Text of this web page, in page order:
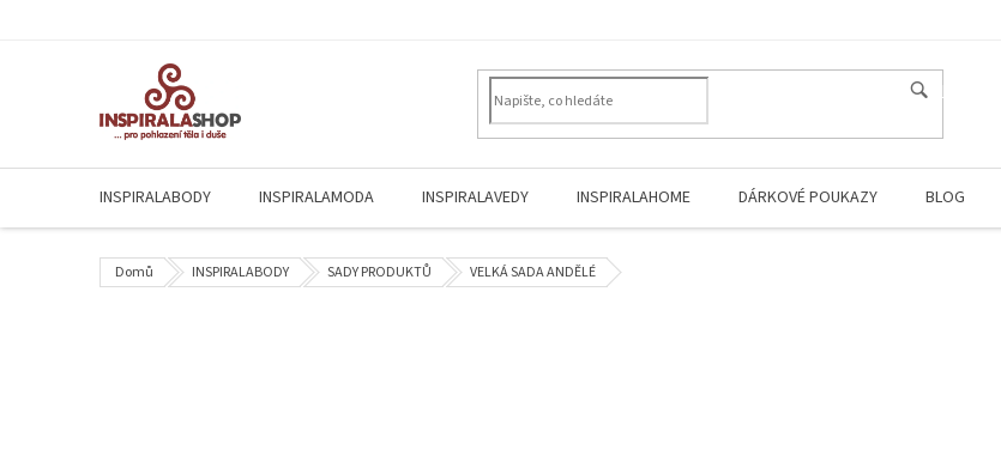
HLEDAT
INSPIRALABODY INSPIRALAMODA INSPIRALAVEDY INSPIRALAHOME DÁRKOVÉ POUKAZY BLOG
Domů INSPIRALABODY SADY PRODUKTŮ VELKÁ SADA ANDĚLÉ